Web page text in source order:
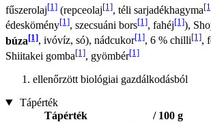
fűszerolaj[1] (repceolaj[1], téli sarjadékhagyma
édeskömény[1], szecsuáni bors[1], fahéj[1]),
búza[1], ivóvíz, só), nádcukor[1], 6 % chilli[1],
Shiitakei gomba[1], gyömbér[1]
ellenőrzött biológiai gazdálkodásból
Tápérték
Tápérték
/ 100 g